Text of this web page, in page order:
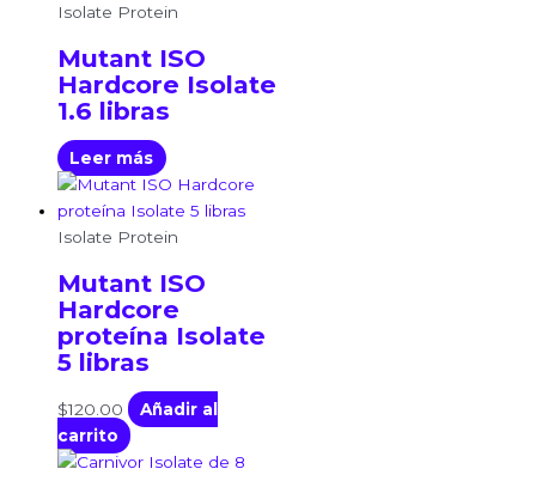
Isolate Protein
Mutant ISO
Hardcore Isolate
1.6 libras
Leer más
Isolate Protein
Mutant ISO
Hardcore
proteína Isolate
5 libras
$120.00
Añadir al
carrito